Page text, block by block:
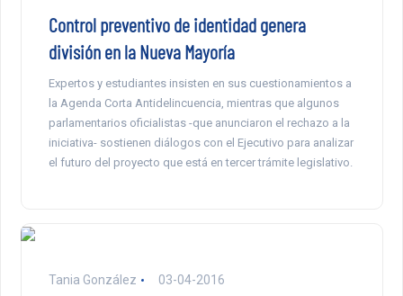
Control preventivo de identidad genera
división en la Nueva Mayoría
Expertos y estudiantes insisten en sus cuestionamientos a
la Agenda Corta Antidelincuencia, mientras que algunos
parlamentarios oficialistas -que anunciaron el rechazo a la
iniciativa- sostienen diálogos con el Ejecutivo para analizar
el futuro del proyecto que está en tercer trámite legislativo.
Tania González 03-04-2016